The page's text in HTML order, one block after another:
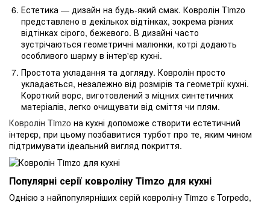
Естетика — дизайн на будь-який смак. Ковролін Timzo
представлено в декількох відтінках, зокрема різних
відтінках сірого, бежевого. В дизайні часто
зустрічаються геометричні малюнки, котрі додають
особливого шарму в інтер'єр кухні.
Простота укладання та догляду. Ковролін просто
укладається, незалежно від розмірів та геометрії кухні.
Короткий ворс, виготовлений з міцних синтетичних
матеріалів, легко очищувати від сміття чи плям.
Ковролін Timzo на кухні допоможе створити естетичний
інтерєр, при цьому позбавитися турбот про те, яким чином
підтримувати ідеальний вигляд покриття.
Популярні серії ковроліну Timzo для кухні
Однією з найпопулярніших серій ковроліну Timzo є Torpedo,